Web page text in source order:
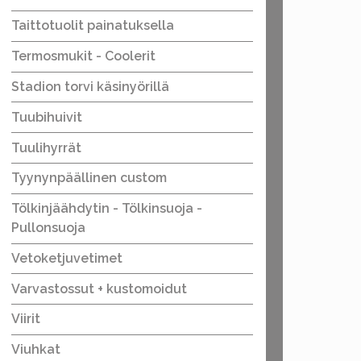
Taittotuolit painatuksella
Termosmukit - Coolerit
Stadion torvi käsinyörillä
Tuubihuivit
Tuulihyrrät
Tyynynpäällinen custom
Tölkinjäähdytin - Tölkinsuoja -
Pullonsuoja
Vetoketjuvetimet
Varvastossut + kustomoidut
Viirit
Viuhkat